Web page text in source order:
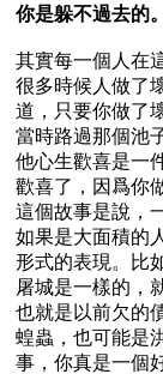
你是躲不過去的。
其實每一個人在
很多時候人做了
道，只要你做了
當時路過那個池
他心生歡喜是一
歡喜了，因爲你
這個故事是說，
如果是大面積的
形式的表現。比
屠城是一樣的，
也就是以前欠的
蝗蟲，也可能是
事，你真是一個